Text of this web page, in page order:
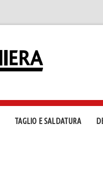
TAGLIO E SALDATURA